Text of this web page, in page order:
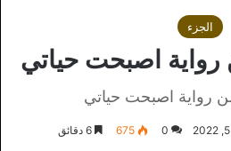
الجزء
رواية اصبحت حياتي
رواية اصبحت حياتي
0
675